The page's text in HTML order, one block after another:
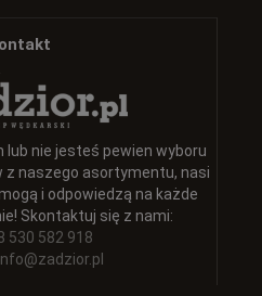
lub nie jesteś pewien wyboru
z naszego asortymentu, nasi
i odpowiedzą na każde
Skontaktuj się z nami:
530 582 918